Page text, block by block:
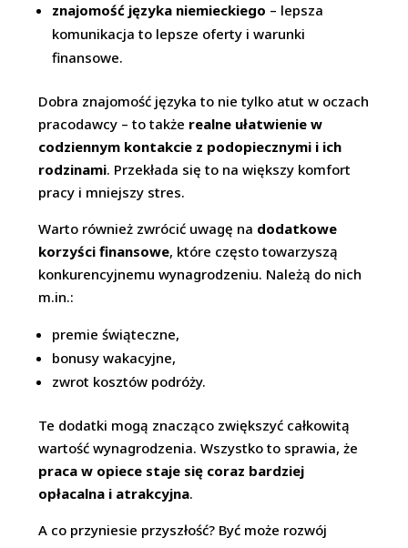
znajomość języka niemieckiego – lepsza
komunikacja to lepsze oferty i warunki
finansowe.
Dobra znajomość języka to nie tylko atut w oczach
pracodawcy – to także realne ułatwienie w
codziennym kontakcie z podopiecznymi i ich
rodzinami. Przekłada się to na większy komfort
pracy i mniejszy stres.
Warto również zwrócić uwagę na dodatkowe
korzyści finansowe, które często towarzyszą
konkurencyjnemu wynagrodzeniu. Należą do nich
m.in.:
premie świąteczne,
bonusy wakacyjne,
zwrot kosztów podróży.
Te dodatki mogą znacząco zwiększyć całkowitą
wartość wynagrodzenia. Wszystko to sprawia, że
praca w opiece staje się coraz bardziej
opłacalna i atrakcyjna.
A co przyniesie przyszłość? Być może rozwój